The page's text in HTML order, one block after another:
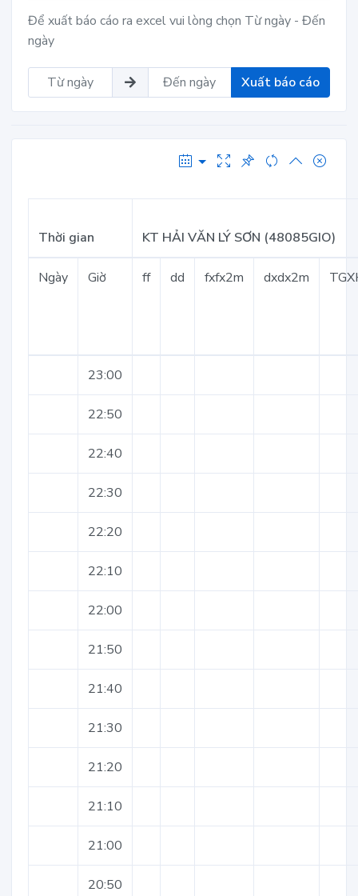
Để xuất báo cáo ra excel vui lòng chọn Từ ngày - Đến
ngày
Xuất báo cáo
Thời gian KT HẢI VĂN LÝ SƠN (48085GIO)
Ngày Giờ ff dd fxfx2m dxdx2m
23:00
22:50
22:40
22:30
22:20
22:10
22:00
21:50
21:40
21:30
21:20
21:10
21:00
20:50